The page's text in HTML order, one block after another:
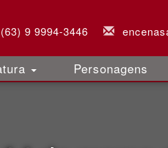
(63) 9 9994-3446
Personagens